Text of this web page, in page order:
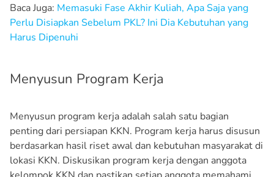
Baca Juga: Memasuki Fase Akhir Kuliah, Apa Saja yang
Perlu Disiapkan Sebelum PKL? Ini Dia Kebutuhan yang
Harus Dipenuhi
Menyusun Program Kerja
Menyusun program kerja adalah salah satu bagian
penting dari persiapan KKN. Program kerja harus disusun
berdasarkan hasil riset awal dan kebutuhan masyarakat di
lokasi KKN. Diskusikan program kerja dengan anggota